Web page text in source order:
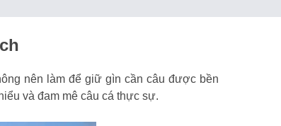
nên làm để giữ gìn cần câu được bền
và đam mê câu cá thực sự.